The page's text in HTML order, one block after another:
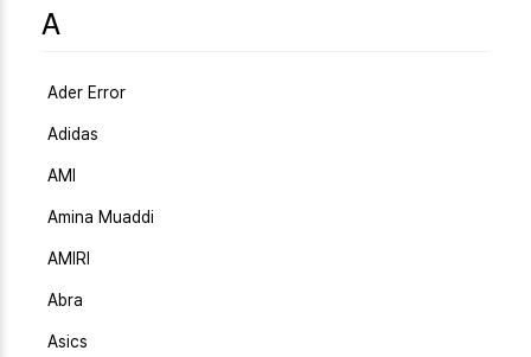
A
Ader Error
Adidas
AMI
Amina Muaddi
AMIRI
Abra
Asics